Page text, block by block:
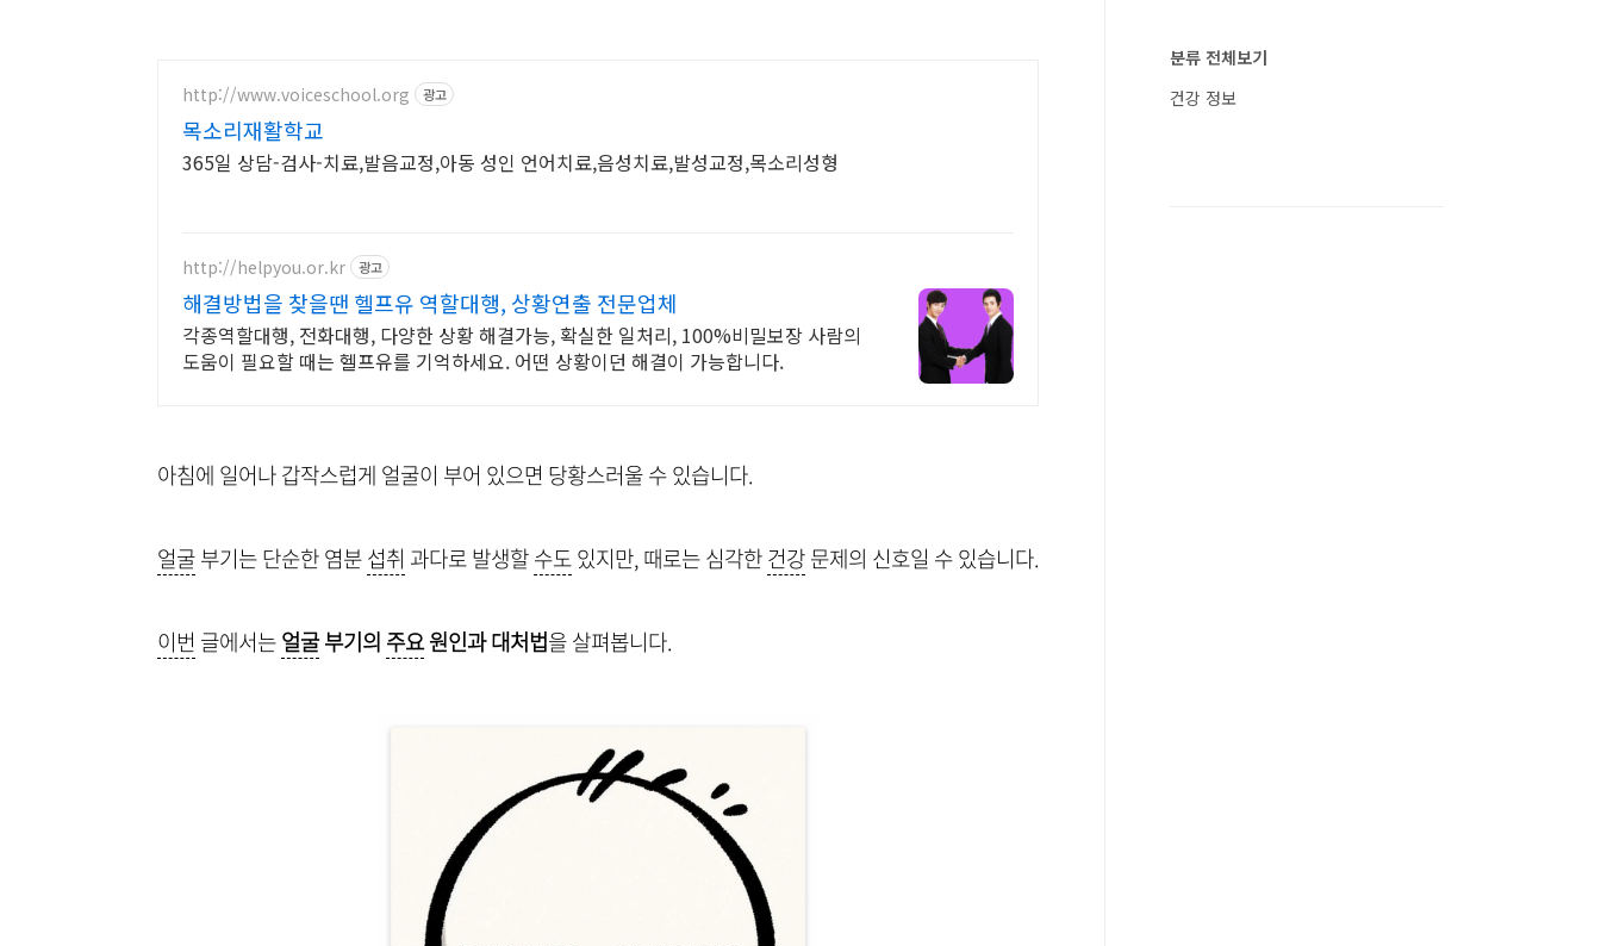
http://www.voiceschool.org 광고
목소리재활학교
365일 상담-검사-치료,발음교정,아동 성인 언어치료,음성치료,발성교정,목소리성형
http://helpyou.or.kr 광고
해결방법을 찾을땐 헬프유 역할대행, 상황연출 전문업체
각종역할대행, 전화대행, 다양한 상황 해결가능, 확실한 일처리, 100%비밀보장 사람의
도움이 필요할 때는 헬프유를 기억하세요. 어떤 상황이던 해결이 가능합니다.
아침에 일어나 갑작스럽게 얼굴이 부어 있으면 당황스러울 수 있습니다.
얼굴부기는 단순한 염분섭취 과다로 발생할수도있지만, 때로는 심각한건강문제의 신호일 수 있습니다.
이번 글에서는얼굴부기의 주요원인과 대처법을 살펴봅니다.
분류 전체보기
건강 정보